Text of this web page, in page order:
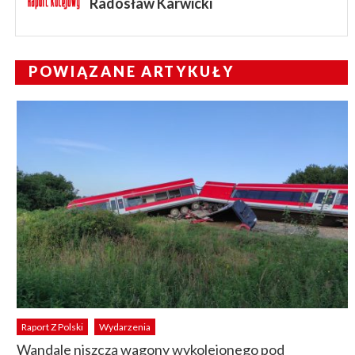
Radosław Karwicki
POWIĄZANE ARTYKUŁY
Raport Z Polski Wydarzenia
Wandale niszczą wagony wykolejonego pod